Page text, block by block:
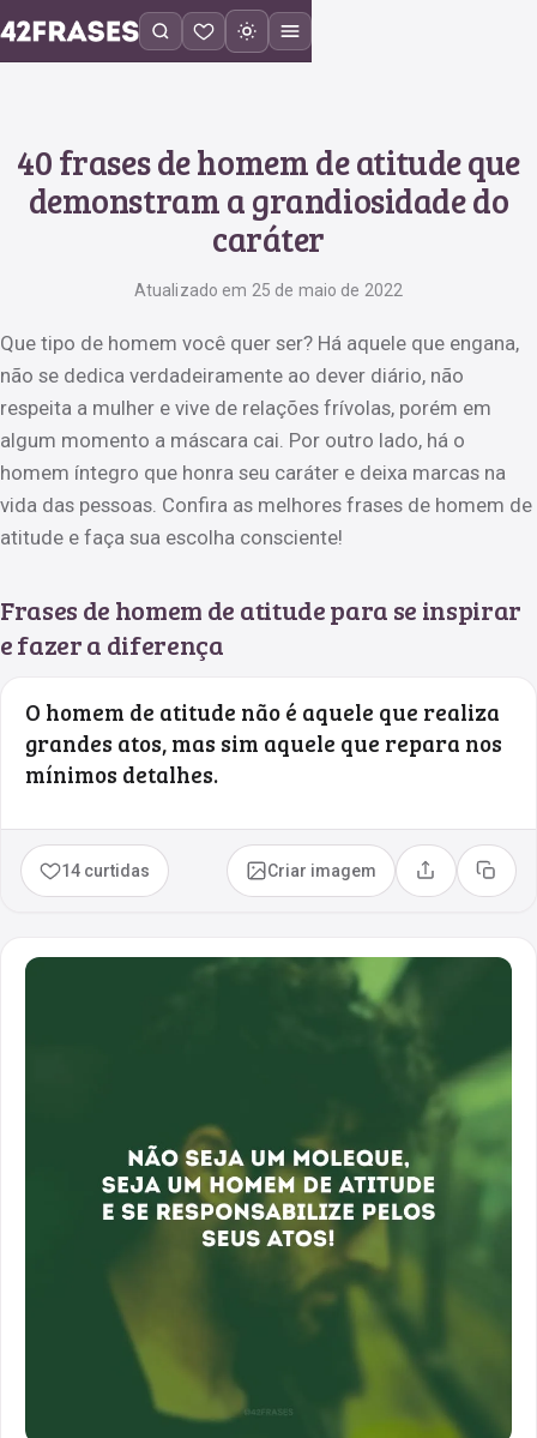
40 frases de homem de atitude que
demonstram a grandiosidade do
caráter
Atualizado em 25 de maio de 2022
Que tipo de homem você quer ser? Há aquele que engana,
não se dedica verdadeiramente ao dever diário, não
respeita a mulher e vive de relações frívolas, porém em
algum momento a máscara cai. Por outro lado, há o
homem íntegro que honra seu caráter e deixa marcas na
vida das pessoas. Confira as melhores frases de homem de
atitude e faça sua escolha consciente!
Frases de homem de atitude para se inspirar
e fazer a diferença
O homem de atitude não é aquele que realiza
grandes atos, mas sim aquele que repara nos
mínimos detalhes.
14 curtidas Criar imagem Compartilhar
Copiar